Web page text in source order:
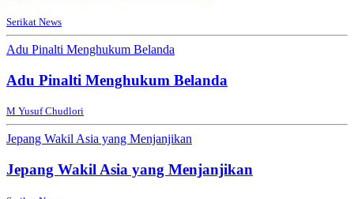
Serikat News
Adu Pinalti Menghukum Belanda
Adu Pinalti Menghukum Belanda
M Yusuf Chudlori
Jepang Wakil Asia yang Menjanjikan
Jepang Wakil Asia yang Menjanjikan